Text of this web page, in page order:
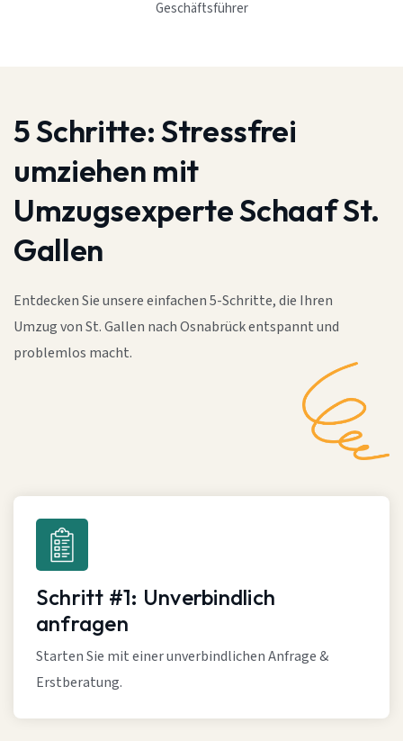
Geschäftsführer
5 Schritte:Stressfrei
umziehen mit
Umzugsexperte Schaaf St.
Gallen
Entdecken Sie unsere einfachen 5-Schritte, die Ihren
Umzug von St. Gallen nach Osnabrück entspannt und
problemlos macht.
Schritt #1: Unverbindlich
anfragen
Starten Sie mit einer unverbindlichen Anfrage &
Erstberatung.